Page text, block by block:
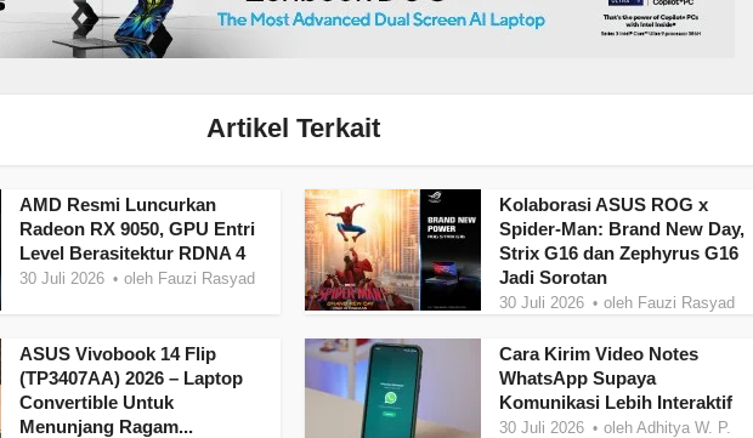
Artikel Terkait
AMD Resmi Luncurkan
Radeon RX 9050, GPU Entri
Level Berasitektur RDNA 4
30 Juli 2026 oleh Fauzi Rasyad
Kolaborasi ASUS ROG x
Spider-Man: Brand New Day,
Strix G16 dan Zephyrus G16
Jadi Sorotan
30 Juli 2026 oleh Fauzi Rasyad
ASUS Vivobook 14 Flip
(TP3407AA) 2026 – Laptop
Convertible Untuk
Menunjang Ragam...
Cara Kirim Video Notes
WhatsApp Supaya
Komunikasi Lebih Interaktif
30 Juli 2026 oleh Adhitya W. P.